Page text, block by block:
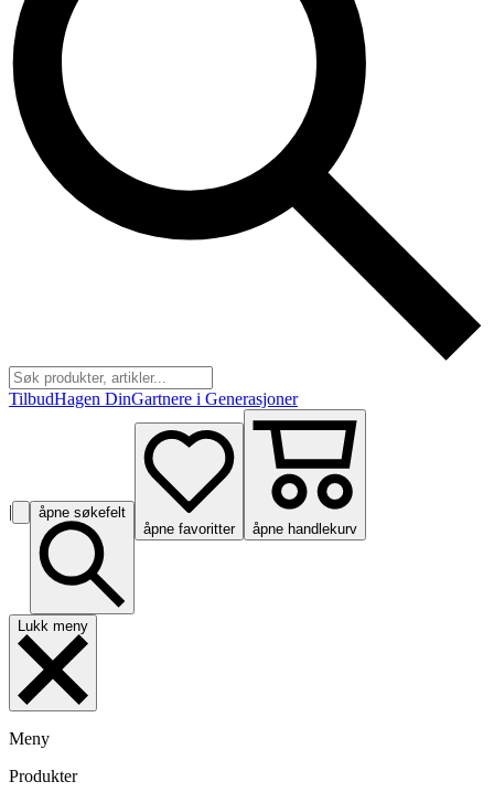
TilbudHagen DinGartnere i Generasjoner
|
åpne søkefelt
åpne favoritter
åpne handlekurv
Lukk meny
Meny
Produkter